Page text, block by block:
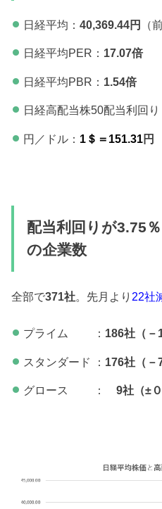
日経平均： 40,369.44円 （
日経平均PER： 17.07倍
日経平均PBR： 1.54倍
日経高配当株50配当利回り
円／ドル： 1＄＝151.31 円
配当利回りが3.75
の企業数
全部で371社。先月より 22社
プライム ： 186社（－
スタンダード ： 176社（－7
グロース ： 9社（±０